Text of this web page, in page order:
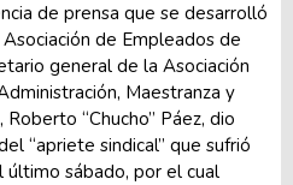
de prensa que se desarrolló
de Empleados de
general de la Asociación
Maestranza y
“Chucho” Páez, dio
“apriete sindical” que sufrió
último sábado, por el cual